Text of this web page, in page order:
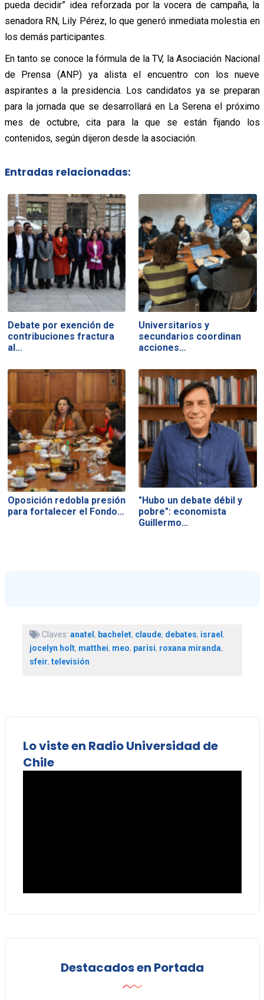
pueda decidir” idea reforzada por la vocera de campaña, la
senadora RN, Lily Pérez, lo que generó inmediata molestia en
los demás participantes.
En tanto se conoce la fórmula de la TV, la Asociación Nacional
de Prensa (ANP) ya alista el encuentro con los nueve
aspirantes a la presidencia. Los candidatos ya se preparan
para la jornada que se desarrollará en La Serena el próximo
mes de octubre, cita para la que se están fijando los
contenidos, según dijeron desde la asociación.
Entradas relacionadas:
Debate por exención de
contribuciones fractura
al…
Universitarios y
secundarios coordinan
acciones…
Oposición redobla presión
para fortalecer el Fondo…
"Hubo un debate débil y
pobre": economista
Guillermo…
Claves: anatel, bachelet, claude, debates, israel,
jocelyn holt, matthei, meo, parisi, roxana miranda,
sfeir, televisión
Lo viste en Radio Universidad de
Chile
Destacados en Portada